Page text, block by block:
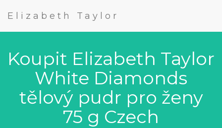
Elizabeth Taylor
Koupit Elizabeth Taylor
White Diamonds
tělový pudr pro ženy
75 g Czech